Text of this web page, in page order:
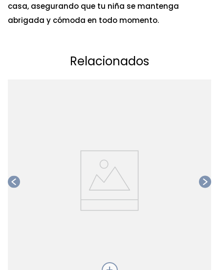
casa, asegurando que tu niña se mantenga
abrigada y cómoda en todo momento.
Relacionados